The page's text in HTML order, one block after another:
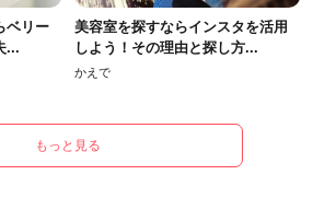
ベリー
...
美容室を探すならインスタを活用
しよう！その理由と探し方...
かえで
もっと見る